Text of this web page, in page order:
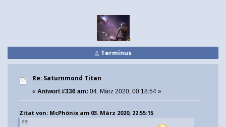
Terminus
Re: Saturnmond Titan
« Antwort #336 am: 04. März 2020, 00:18:54 »
Zitat von: McPhönix am 03. März 2020, 22:55:15